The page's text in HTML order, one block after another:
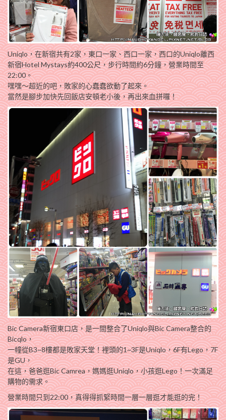
Uniqlo，在新宿共有2家，東口一家、西口一家，西口的Uniqlo離西
新宿Hotel Mystays約400公尺，步行時間約6分鐘，營業時間至
22:00。
嘿嘿～超近的吧，敗家的心蠢蠢欲動了起來。
當然是腳步加快先回飯店安頓老小後，再出來血拼囉！
Bic Camera新宿東口店，是一間整合了Uniqlo與Bic Camera整合的
Bicqlo，
一幢從B3~8樓都是敗家天堂！裡頭的1~3F是Uniqlo，6F有Lego，7F
是GU，
在這，爸爸逛Bic Camrea，媽媽逛Uniqlo，小孩逛Lego！一次滿足
購物的需求。
營業時間只到22:00，真得得抓緊時間一層一層逛才能逛的完！